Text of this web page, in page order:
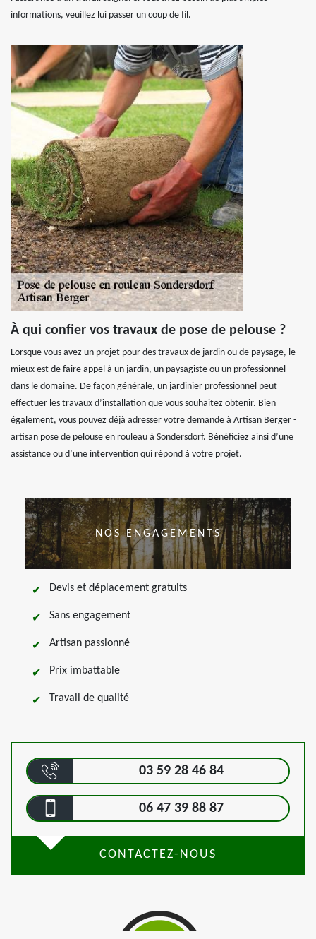
informations, veuillez lui passer un coup de fil.
À qui confier vos travaux de pose de pelouse ?
Lorsque vous avez un projet pour des travaux de jardin ou de paysage, le
mieux est de faire appel à un jardin, un paysagiste ou un professionnel
dans le domaine. De façon générale, un jardinier professionnel peut
effectuer les travaux d’installation que vous souhaitez obtenir. Bien
également, vous pouvez déjà adresser votre demande à Artisan Berger -
artisan pose de pelouse en rouleau à Sondersdorf. Bénéficiez ainsi d’une
assistance ou d’une intervention qui répond à votre projet.
NOS ENGAGEMENTS
Devis et déplacement gratuits
Sans engagement
Artisan passionné
Prix imbattable
Travail de qualité
03 59 28 46 84
06 47 39 88 87
CONTACTEZ-NOUS